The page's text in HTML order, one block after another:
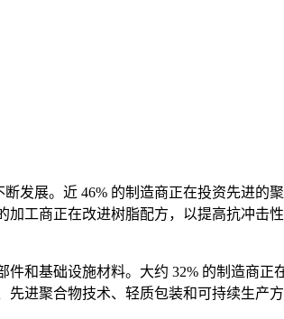
发展。近 46% 的制造商正在投资先进的
工商正在改进树脂配方，以提高抗冲击
和基础设施材料。大约 32% 的制造商
进聚合物技术、轻质包装和可持续生产